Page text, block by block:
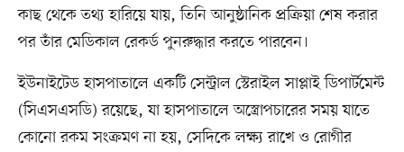
কাছ থেকে তথ্য হারিয়ে যায়, তিনি আনুষ্ঠানিক প্রক্রিয়া শেষ করার
পর তাঁর মেডিকাল রেকর্ড পুনরুদ্ধার করতে পারবেন।
ইউনাইটেড হাসপাতালে একটি সেন্ট্রাল স্টেরাইল সাপ্লাই ডিপার্টমেন্ট
(সিএসএসডি) রয়েছে, যা হাসপাতালে অস্ত্রোপচারের সময় যাতে
কোনো রকম সংক্রমণ না হয়, সেদিকে লক্ষ্য রাখে ও রোগীর